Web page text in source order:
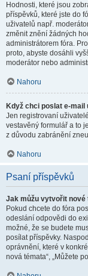
Hodnosti, které jsou
příspěvků, které jste do
uživatelů např.
změnit znění žádných
administrátorem fóra.
proto, abyste dosáhli
moderátor nebo
Nahoru
Když chci poslat e-
Jen registrovaní
vestavěný formulář a to
z důvodu zabránění
Nahoru
Psaní příspěvků
Jak můžu vytvořit nové
Pokud chcete do fóra
odeslání odpovědi do
možné, že se budete
posílat příspěvky.
oprávnění, které v
nová témata“, „Můžete